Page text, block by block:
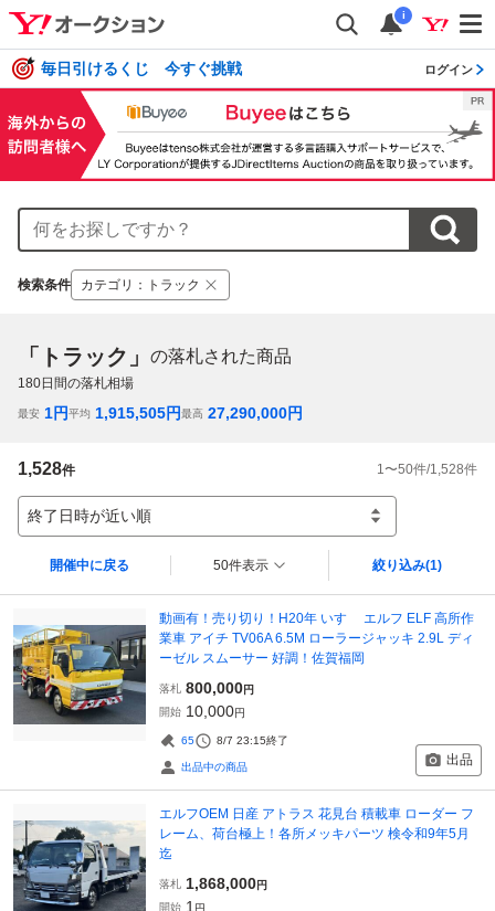
i
毎日引けるくじ 今すぐ挑戦 ログイン
検索条件 カテゴリ ： トラック
「トラック」 の落札された商品
180日間の落札相場
最安 1円平均 1,915,505円最高 27,290,000円
1,528件 1 〜50件/1,528件
終了日時が近い順
開催中に戻る 50件表示 絞り込み(1)
動画有！売り切り！H20年 いすゞ エルフ ELF 高所作
業車 アイチ TV06A 6.5M ローラージャッキ 2.9L ディ
ーゼル スムーサー 好調！佐賀福岡
落札 800,000円
開始 10,000円
65 8/7 23:15終了
出品中の商品 出品
エルフOEM 日産 アトラス 花見台 積載車 ローダー フ
レーム、荷台極上！各所メッキパーツ 検令和9年5月
迄
落札 1,868,000円
開始 1 円